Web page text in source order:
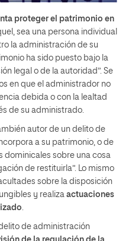
proteger el patrimonio en
sea una persona individual
la administración de su
ha sido puesto bajo la
legal o de la autoridad”. Se
en que el administrador no
debida o con la lealtad
de su administrado.
autor de un delito de
a su patrimonio, o de
dominicales sobre una cosa
de restituirla”. Lo mismo
sobre la disposición
y realiza actuaciones
de administración